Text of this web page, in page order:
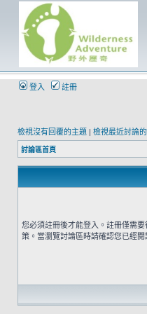
登入 註冊
檢視沒有回覆的主題 | 檢視最近討論
討論區首頁
您必須註冊後才能登入。註冊僅需
策。當瀏覽討論區時請確認您已經閱